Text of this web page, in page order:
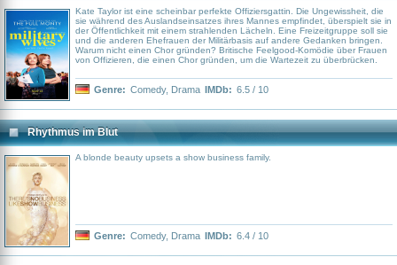
Kate Taylor ist eine scheinbar perfekte Offiziersgattin. Die Ungewissheit, die
sie während des Auslandseinsatzes ihres Mannes empfindet, überspielt sie in
der Öffentlichkeit mit einem strahlenden Lächeln. Eine Freizeitgruppe soll sie
und die anderen Ehefrauen der Militärbasis auf andere Gedanken bringen.
Warum nicht einen Chor gründen? Britische Feelgood-Komödie über Frauen
von Offizieren, die einen Chor gründen, um die Wartezeit zu überbrücken.
Genre: Comedy, Drama IMDb: 6.5 / 10
Rhythmus im Blut
A blonde beauty upsets a show business family.
Genre: Comedy, Drama IMDb: 6.4 / 10